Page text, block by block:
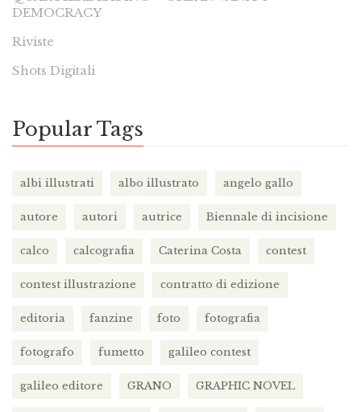
DEMOCRACY
Riviste
Shots Digitali
Popular Tags
albi illustrati albo illustrato angelo gallo
autore autori autrice Biennale di incisione
calco calcografia Caterina Costa contest
contest illustrazione contratto di edizione
editoria fanzine foto fotografia
fotografo fumetto galileo contest
galileo editore GRANO GRAPHIC NOVEL